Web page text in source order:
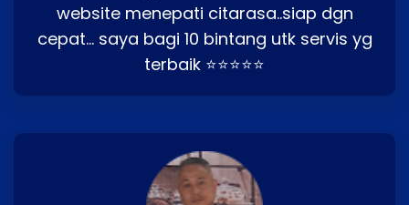
website menepati citarasa..siap dgn
cepat… saya bagi 10 bintang utk servis yg
terbaik ⭐⭐⭐⭐⭐